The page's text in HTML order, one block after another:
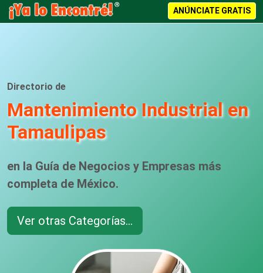
ANÚNCIATE GRATIS
Directorio de
Mantenimiento Industrial en
Tamaulipas
en la Guía de Negocios y Empresas más
completa de México.
Ver otras Categorías...